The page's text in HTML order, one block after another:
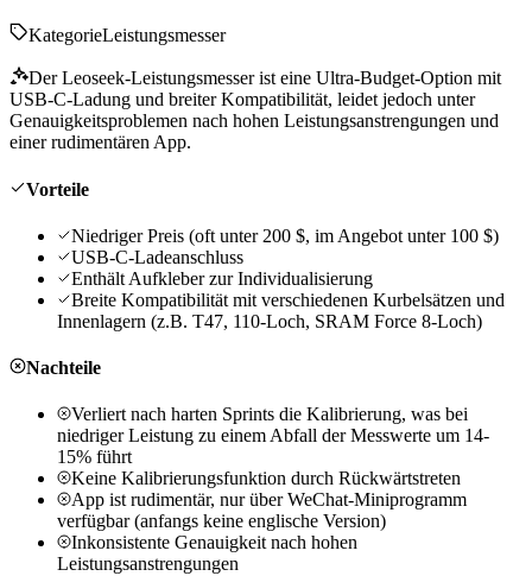
KategorieLeistungsmesser
Der Leoseek-Leistungsmesser ist eine Ultra-Budget-Option mit
USB-C-Ladung und breiter Kompatibilität, leidet jedoch unter
Genauigkeitsproblemen nach hohen Leistungsanstrengungen und
einer rudimentären App.
Vorteile
Niedriger Preis (oft unter 200 $, im Angebot unter 100 $)
USB-C-Ladeanschluss
Enthält Aufkleber zur Individualisierung
Breite Kompatibilität mit verschiedenen Kurbelsätzen und
Innenlagern (z.B. T47, 110-Loch, SRAM Force 8-Loch)
Nachteile
Verliert nach harten Sprints die Kalibrierung, was bei
niedriger Leistung zu einem Abfall der Messwerte um 14-
15% führt
Keine Kalibrierungsfunktion durch Rückwärtstreten
App ist rudimentär, nur über WeChat-Miniprogramm
verfügbar (anfangs keine englische Version)
Inkonsistente Genauigkeit nach hohen
Leistungsanstrengungen